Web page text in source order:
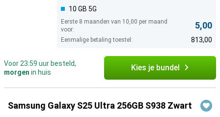
10 GB 5G
Eerste 8 maanden van 10,00 per maand
voor:
5,00
Eenmalige betaling toestel: 813,00
Voor 23:59 uur besteld,
morgen in huis Kies je bundel
Samsung Galaxy S25 Ultra 256GB S938 Zwart